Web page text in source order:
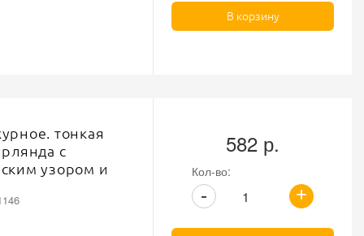
В корзину
тонкая
с
узором и
намотка 15
582 р.
Кол-во:
+
-